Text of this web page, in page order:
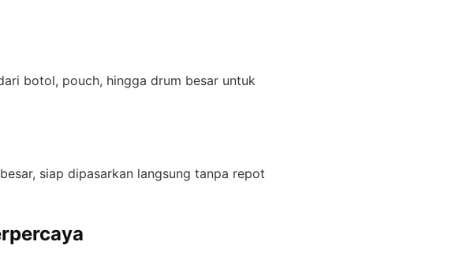
botol, pouch, hingga drum besar untuk
siap dipasarkan langsung tanpa repot